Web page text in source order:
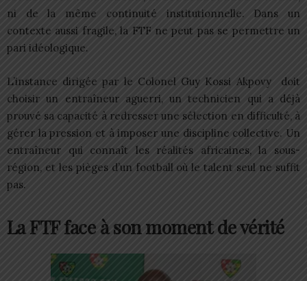
ni de la même continuité institutionnelle. Dans un
contexte aussi fragile, la FTF ne peut pas se permettre un
pari idéologique.
L’instance dirigée par le Colonel Guy Kossi Akpovy doit
choisir un entraîneur aguerri, un technicien qui a déjà
prouvé sa capacité à redresser une sélection en difficulté, à
gérer la pression et à imposer une discipline collective. Un
entraîneur qui connaît les réalités africaines, la sous-
région, et les pièges d’un football où le talent seul ne suffit
pas.
La FTF face à son moment de vérité